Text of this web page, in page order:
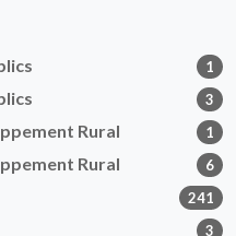
1
3
Rural 1
Rural 6
241
3